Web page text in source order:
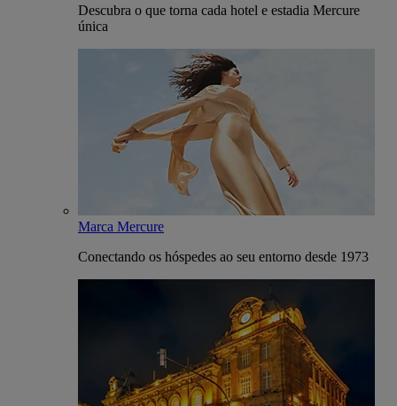
Descubra o que torna cada hotel e estadia Mercure
única
Marca Mercure
Conectando os hóspedes ao seu entorno desde 1973